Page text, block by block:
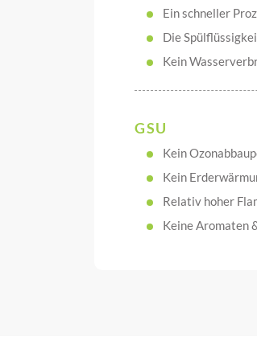
Ein schneller
Die
Kein
GSU
Kein
Kein
Relativ hoher
Keine Aromaten